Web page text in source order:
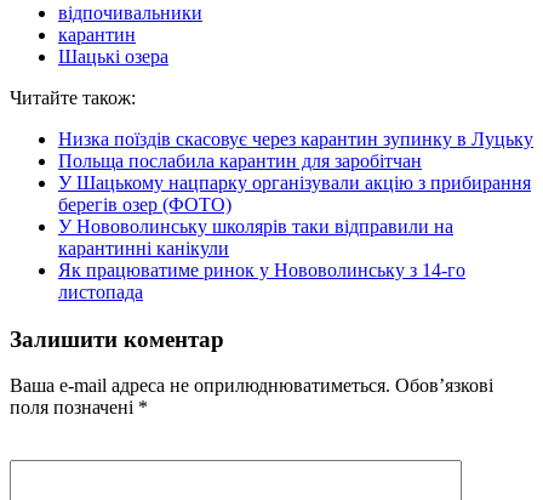
відпочивальники
карантин
Шацькі озера
Читайте також:
Низка поїздів скасовує через карантин зупинку в Луцьку
Польща послабила карантин для заробітчан
У Шацькому нацпарку організували акцію з прибирання
берегів озер (ФОТО)
У Нововолинську школярів таки відправили на
карантинні канікули
Як працюватиме ринок у Нововолинську з 14-го
листопада
Залишити коментар
Ваша e-mail адреса не оприлюднюватиметься. Обов’язкові
поля позначені *